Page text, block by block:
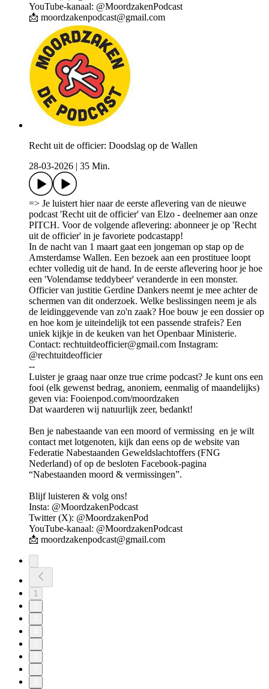
YouTube-kanaal: @MoordzakenPodcast
📩 moordzakenpodcast@gmail.com
Recht uit de officier: Doodslag op de Wallen
28-03-2026
35 Min.
=> Je luistert hier naar de eerste aflevering van de nieuwe
podcast 'Recht uit de officier' van Elzo - deelnemer aan onze
PITCH. Voor de volgende aflevering: abonneer je op 'Recht
uit de officier' in je favoriete podcastapp!
In de nacht van 1 maart gaat een jongeman op stap op de
Amsterdamse Wallen. Een bezoek aan een prostituee loopt
echter volledig uit de hand. In de eerste aflevering hoor je hoe
een 'Volendamse teddybeer' veranderde in een monster.
Officier van justitie Gerdine Dankers neemt je mee achter de
schermen van dit onderzoek. Welke beslissingen neem je als
de leidinggevende van zo'n zaak? Hoe bouw je een dossier op
en hoe kom je uiteindelijk tot een passende strafeis? Een
uniek kijkje in de keuken van het Openbaar Ministerie.
Contact: rechtuitdeofficier@gmail.com Instagram:
@rechtuitdeofficier
--
Luister je graag naar onze true crime podcast? Je kunt ons een
fooi (elk gewenst bedrag, anoniem, eenmalig of maandelijks)
geven via: Fooienpod.com/moordzaken
Dat waarderen wij natuurlijk zeer, bedankt!
Ben je nabestaande van een moord of vermissing en je wilt
contact met lotgenoten, kijk dan eens op de website van
Federatie Nabestaanden Geweldslachtoffers (FNG
Nederland) of op de besloten Facebook-pagina
“Nabestaanden moord & vermissingen”.
Blijf luisteren & volg ons!
Insta: @MoordzakenPodcast
Twitter (X): @MoordzakenPod
YouTube-kanaal: @MoordzakenPodcast
📩 moordzakenpodcast@gmail.com
1